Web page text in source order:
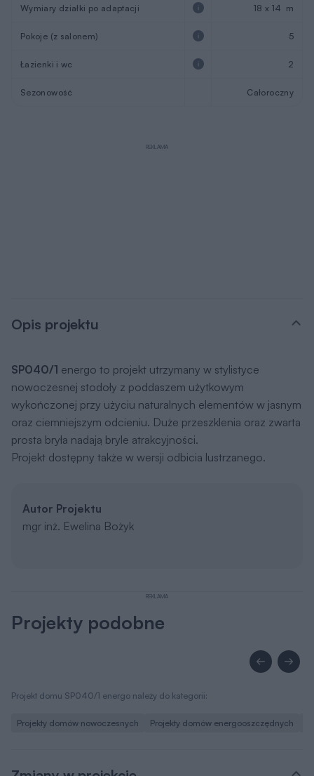
Wymiary działki po adaptacji 18 x 14 m
Pokoje (z salonem) 5
Łazienki i wc 2
Sezonowość Całoroczny
REKLAMA
Opis projektu
SP040/1 energo to projekt utrzymany w stylistyce
nowoczesnej stodoły z poddaszem użytkowym
wykończonej przy użyciu naturalnych elementów w jasnym
oraz ciemniejszym odcieniu. Duże przeszklenia oraz zwarta
prosta bryła nadają bryle atrakcyjności.
Projekt dostępny także w wersji odbicia lustrzanego.
Autor Projektu
mgr inż. Ewelina Bożyk
REKLAMA
Projekty podobne
Projekt domu SP040/1 energo należy do kategorii:
Projekty domów nowoczesnych Projekty domów energooszczędnych